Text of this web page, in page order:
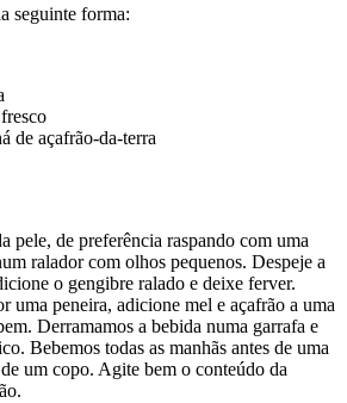
seguinte forma:
de açafrão-da-terra
pele, de preferência raspando com uma
ralador com olhos pequenos. Despeje a
o gengibre ralado e deixe ferver.
uma peneira, adicione mel e açafrão a uma
Derramamos a bebida numa garrafa e
Bebemos todas as manhãs antes de uma
um copo. Agite bem o conteúdo da